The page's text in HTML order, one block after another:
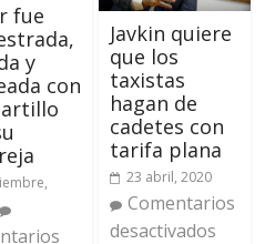
fue
y
con
Javkin quiere
que los
taxistas
hagan de
cadetes con
tarifa plana
23 abril, 2020
Comentarios
desactivados